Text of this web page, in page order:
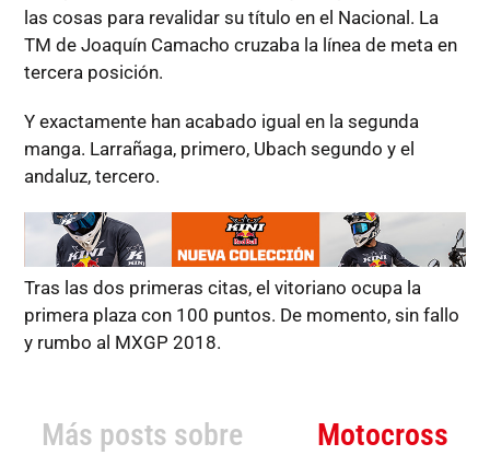
las cosas para revalidar su título en el Nacional. La
TM de Joaquín Camacho cruzaba la línea de meta en
tercera posición.
Y exactamente han acabado igual en la segunda
manga. Larrañaga, primero, Ubach segundo y el
andaluz, tercero.
Tras las dos primeras citas, el vitoriano ocupa la
primera plaza con 100 puntos. De momento, sin fallo
y rumbo al MXGP 2018.
Más posts sobre Motocross